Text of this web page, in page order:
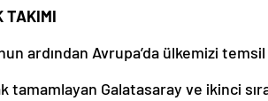
TAKIMI
ardından Avrupa’da ülkemizi
tamamlayan Galatasaray ve ikinci